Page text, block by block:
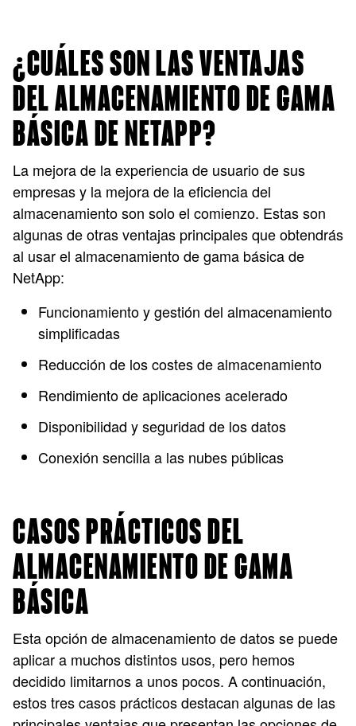
¿CUÁLES SON LAS VENTAJAS
DEL ALMACENAMIENTO DE GAMA
BÁSICA DE NETAPP?
La mejora de la experiencia de usuario de sus
empresas y la mejora de la eficiencia del
almacenamiento son solo el comienzo. Estas son
algunas de otras ventajas principales que obtendrás
al usar el almacenamiento de gama básica de
NetApp:
Funcionamiento y gestión del almacenamiento
simplificadas
Reducción de los costes de almacenamiento
Rendimiento de aplicaciones acelerado
Disponibilidad y seguridad de los datos
Conexión sencilla a las nubes públicas
CASOS PRÁCTICOS DEL
ALMACENAMIENTO DE GAMA
BÁSICA
Esta opción de almacenamiento de datos se puede
aplicar a muchos distintos usos, pero hemos
decidido limitarnos a unos pocos. A continuación,
estos tres casos prácticos destacan algunas de las